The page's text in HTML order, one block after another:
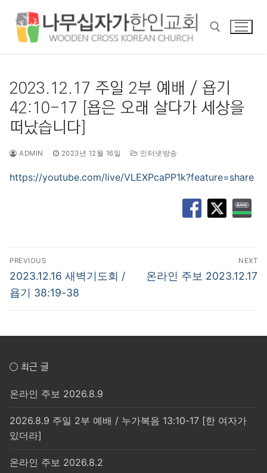
2023.12.17 주일 2부 예배 / 욥기
42:10-17 [욥은 오래 살다가 세상을
떠났습니다]
ADMIN 2023년 12월 16일 인터넷방송
https://youtube.com/live/VLEXPcaPP1k?feature=share
글
탐
색
PREVIOUS
Previous
post:
2023.12.16 새벽기도회 /
욥기 38:19-38
NEXT
Next
온라인 주보 2023.12.17
○ 최근 글
온라인 주보 2026.8.9
2026.8.9 주일 2부 예배 / 누가복음 13:10-17 [한 여자가
있더라]
온라인 주보 2026.8.2